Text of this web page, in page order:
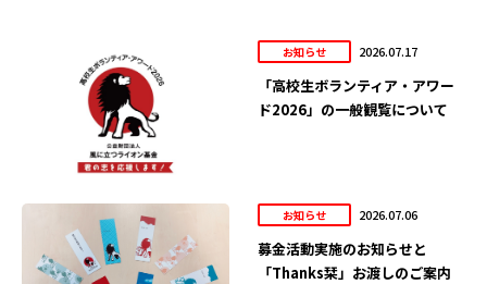
お知らせ 2026.07.17
「高校生ボランティア・アワー
ド2026」の一般観覧について
お知らせ 2026.07.06
募金活動実施のお知らせと
「Thanks栞」お渡しのご案内